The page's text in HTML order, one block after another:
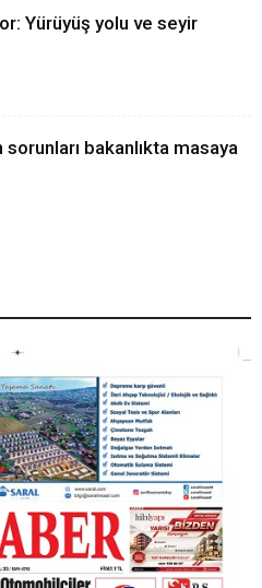
Yürüyüş yolu ve seyir
bakanlıkta masaya